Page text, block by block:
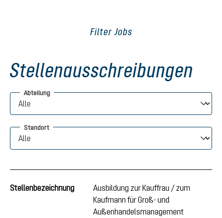
Filter Jobs
Stellenausschreibungen
Abteilung
Standort
Stellenbezeichnung
Ausbildung zur Kauffrau / zum
Kaufmann für Groß- und
Außenhandelsmanagement